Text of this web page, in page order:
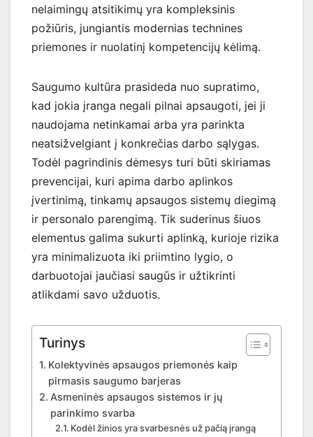
nelaimingų atsitikimų yra kompleksinis
požiūris, jungiantis modernias technines
priemones ir nuolatinį kompetencijų kėlimą.
Saugumo kultūra prasideda nuo supratimo,
kad jokia įranga negali pilnai apsaugoti, jei ji
naudojama netinkamai arba yra parinkta
neatsižvelgiant į konkrečias darbo sąlygas.
Todėl pagrindinis dėmesys turi būti skiriamas
prevencijai, kuri apima darbo aplinkos
įvertinimą, tinkamų apsaugos sistemų diegimą
ir personalo parengimą. Tik suderinus šiuos
elementus galima sukurti aplinką, kurioje rizika
yra minimalizuota iki priimtino lygio, o
darbuotojai jaučiasi saugūs ir užtikrinti
atlikdami savo užduotis.
Turinys
Kolektyvinės apsaugos priemonės kaip
pirmasis saugumo barjeras
Asmeninės apsaugos sistemos ir jų
parinkimo svarba
Kodėl žinios yra svarbesnės už pačią įrangą